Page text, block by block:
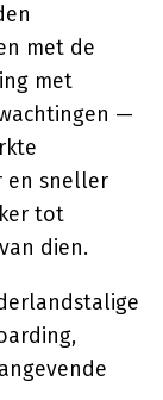
met de
met
—
en sneller
tot
dien.